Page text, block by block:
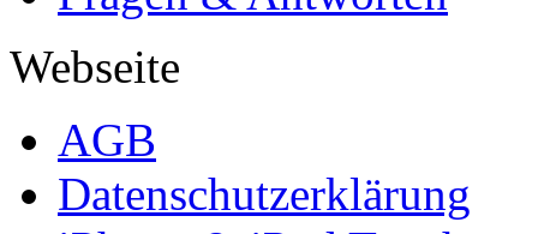
Webseite
AGB
Datenschutzerklärung